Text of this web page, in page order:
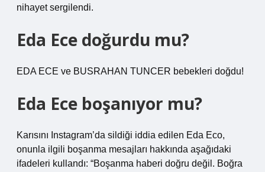
nihayet sergilendi.
Eda Ece doğurdu mu?
EDA ECE ve BUSRAHAN TUNCER bebekleri doğdu!
Eda Ece boşanıyor mu?
Karısını Instagram’da sildiği iddia edilen Eda Eco,
onunla ilgili boşanma mesajları hakkında aşağıdaki
ifadeleri kullandı: “Boşanma haberi doğru değil. Boğra